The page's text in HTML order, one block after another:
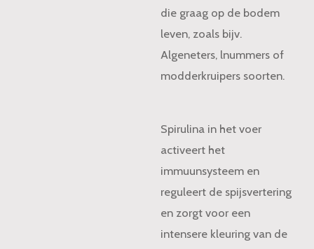
die graag op de bodem
leven, zoals bijv.
Algeneters, lnummers of
modderkruipers soorten.
Spirulina in het voer
activeert het
immuunsysteem en
reguleert de spijsvertering
en zorgt voor een
intensere kleuring van de